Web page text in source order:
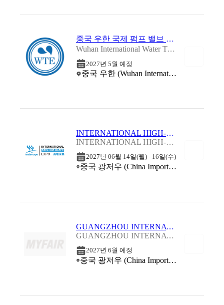
중국 우한 국제 펌프 밸브 및 파이프라인 & 수 처리 박람회 2027
Wuhan International Water Technology Expo (WTE)
2027년 5월 예정
중국 우한 (Wuhan International Expo Center (WIEC))
INTERNATIONAL HIGH-END DRINKING WATER EXPO - IHWE 2027
INTERNATIONAL HIGH-END DRINKING WATER EXPO - IHWE 2027
2027년 06월 14일(월) - 16일(수)
중국 광저우 (China Import and Export Fair Complex (Canton Fair Complex))
GUANGZHOU INTERNATIONAL DRINKING WATER & PURIFICATION FAIR - DWP 2027
GUANGZHOU INTERNATIONAL DRINKING WATER & PURIFICATION FAIR - DWP 2027
2027년 6월 예정
중국 광저우 (China Import and Export Fair Complex (Canton Fair Complex))